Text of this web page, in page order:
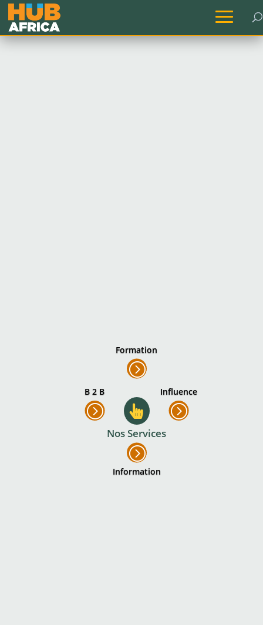

Nos Services
=
B 2 B
=
Formation
=
Influence
=
Information